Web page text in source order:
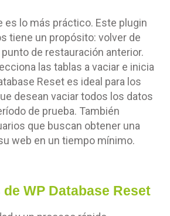
es lo más práctico. Este plugin
tiene un propósito: volver de
de restauración anterior.
las tablas a vaciar e inicia
Reset es ideal para los
desean vaciar todos los datos
de prueba. También
que buscan obtener una
web en un tiempo mínimo.
WP Database Reset